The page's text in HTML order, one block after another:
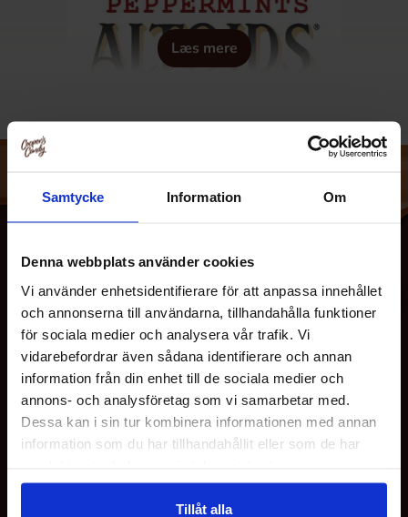
Samtycke Information Om
Denna webbplats använder cookies
Vi använder enhetsidentifierare för att anpassa innehållet
och annonserna till användarna, tillhandahålla funktioner
för sociala medier och analysera vår trafik. Vi
vidarebefordrar även sådana identifierare och annan
information från din enhet till de sociala medier och
annons- och analysföretag som vi samarbetar med.
Dessa kan i sin tur kombinera informationen med annan
information som du har tillhandahållit eller som de har
Tillåt alla
Læs mere
(Notera att HTML-kod inte innehÃ¥ller nÃ¥gon text att
tom, sÃ¥ det finns inget att Ã¶versÃ¤tta dÃ¤r heller. Om
det fanns text att Ã¶versÃ¤tta, skulle det vara hÃ¤r.)
OM OS